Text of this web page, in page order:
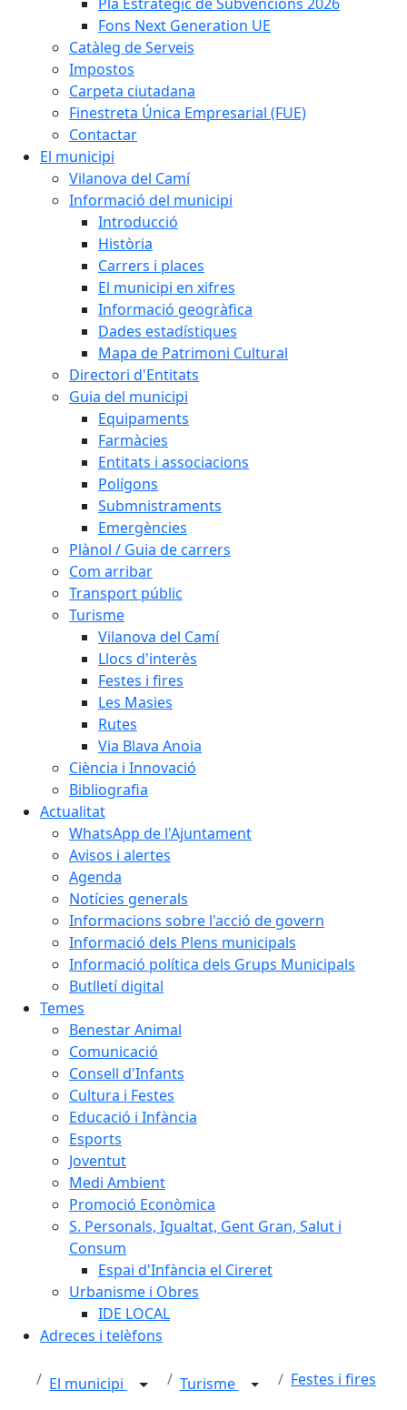
Fons Next Generation UE
Catàleg de Serveis
Impostos
Carpeta ciutadana
Finestreta Única Empresarial (FUE)
Contactar
El municipi
Vilanova del Camí
Informació del municipi
Introducció
Història
Carrers i places
El municipi en xifres
Informació geogràfica
Dades estadístiques
Mapa de Patrimoni Cultural
Directori d'Entitats
Guia del municipi
Equipaments
Farmàcies
Entitats i associacions
Polígons
Submnistraments
Emergències
Plànol / Guia de carrers
Com arribar
Transport públic
Turisme
Vilanova del Camí
Llocs d'interès
Festes i fires
Les Masies
Rutes
Via Blava Anoia
Ciència i Innovació
Bibliografia
Actualitat
WhatsApp de l'Ajuntament
Avisos i alertes
Agenda
Notícies generals
Informacions sobre l'acció de govern
Informació dels Plens municipals
Informació política dels Grups Municipals
Butlletí digital
Temes
Benestar Animal
Comunicació
Consell d'Infants
Cultura i Festes
Educació i Infància
Esports
Joventut
Medi Ambient
Promoció Econòmica
S. Personals, Igualtat, Gent Gran, Salut i
Consum
Espai d'Infància el Cireret
Urbanisme i Obres
IDE LOCAL
Adreces i telèfons
El municipi Turisme Festes i fires